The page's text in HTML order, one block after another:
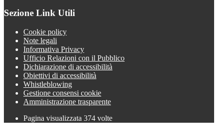
Sezione Link Utili
Cookie policy
Note legali
Informativa Privacy
Ufficio Relazioni con il Pubblico
Dichiarazione di accessibilità
Obiettivi di accessibilità
Whistleblowing
Gestione consensi cookie
Amministrazione trasparente
Pagina visualizzata 374 volte